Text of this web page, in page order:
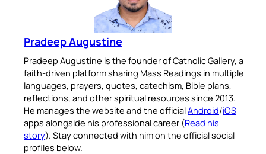
Pradeep Augustine
Pradeep Augustine is the founder of Catholic Gallery, a
faith-driven platform sharing Mass Readings in multiple
languages, prayers, quotes, catechism, Bible plans,
reflections, and other spiritual resources since 2013.
He manages the website and the officialAndroid/iOS
apps alongside his professional career (Read his
story). Stay connected with him on the official social
profiles below.